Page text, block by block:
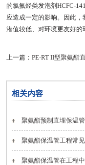
的氯氟烃类发泡剂HCFC-
应造成一定的影响。因此
潜值较低、对环境更友好的
上一篇：PE-RT II型聚氨酯
相关内容
聚氨酯预制直埋保温
聚氨酯保温管工程常
聚氨酯保温管在工程